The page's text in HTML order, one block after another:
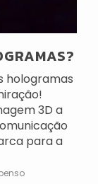
hologramas
3D a
para a